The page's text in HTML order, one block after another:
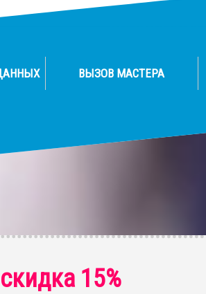
ВЫЗОВ МАСТЕРА
15%